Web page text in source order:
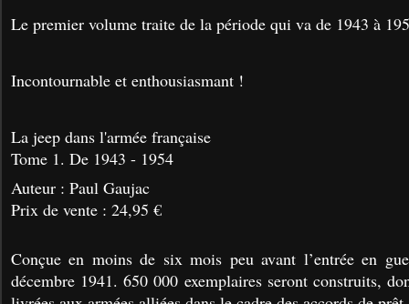
Le premier volume traite de la période qui va de 1943 à
Incontournable et enthousiasmant !
La jeep dans l'armée française
Tome 1. De 1943 - 1954
Auteur : Paul Gaujac
Prix de vente : 24,95 €
Conçue en moins de six mois peu avant l’entrée en
décembre 1941. 650 000 exemplaires seront construits,